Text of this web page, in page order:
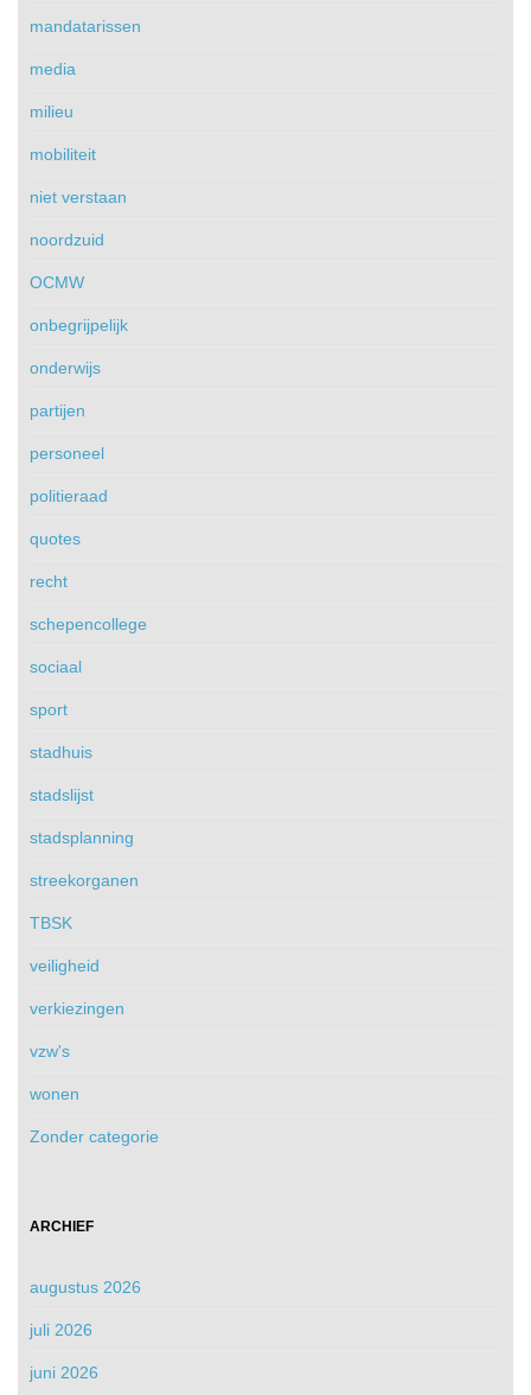
mandatarissen
media
milieu
mobiliteit
niet verstaan
noordzuid
OCMW
onbegrijpelijk
onderwijs
partijen
personeel
politieraad
quotes
recht
schepencollege
sociaal
sport
stadhuis
stadslijst
stadsplanning
streekorganen
TBSK
veiligheid
verkiezingen
vzw's
wonen
Zonder categorie
ARCHIEF
augustus 2026
juli 2026
juni 2026